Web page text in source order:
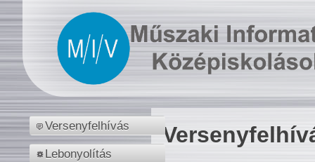
Versenyfelhívás
Lebonyolítás